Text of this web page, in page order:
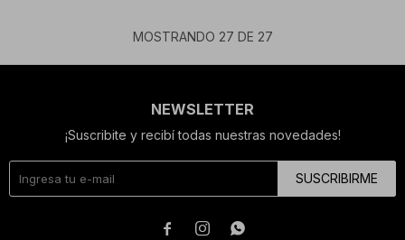
MOSTRANDO 27 DE 27
NEWSLETTER
¡Suscribite y recibí todas nuestras novedades!
SUSCRIBIRME
  